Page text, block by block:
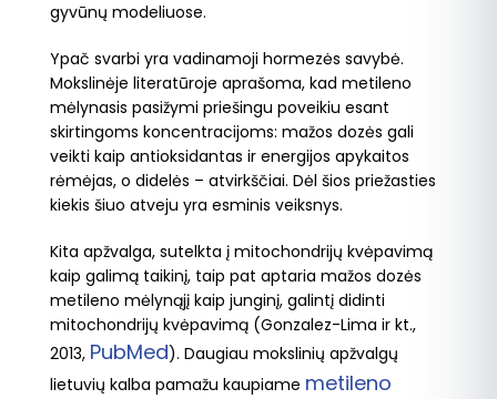
gyvūnų modeliuose.
Ypač svarbi yra vadinamoji hormezės savybė.
Mokslinėje literatūroje aprašoma, kad metileno
mėlynasis pasižymi priešingu poveikiu esant
skirtingoms koncentracijoms: mažos dozės gali
veikti kaip antioksidantas ir energijos apykaitos
rėmėjas, o didelės – atvirkščiai. Dėl šios priežasties
kiekis šiuo atveju yra esminis veiksnys.
Kita apžvalga, sutelkta į mitochondrijų kvėpavimą
kaip galimą taikinį, taip pat aptaria mažos dozės
metileno mėlynąjį kaip junginį, galintį didinti
mitochondrijų kvėpavimą (Gonzalez-Lima ir kt.,
2013, PubMed). Daugiau mokslinių apžvalgų
lietuvių kalba pamažu kaupiame metileno